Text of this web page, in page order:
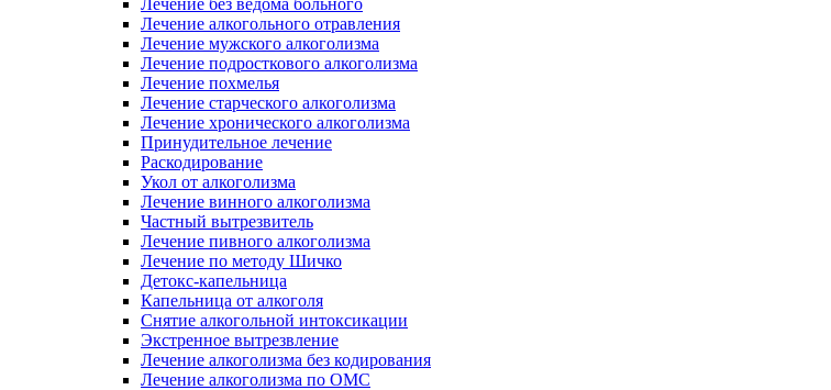
Лечение без ведома больного
Лечение алкогольного отравления
Лечение мужского алкоголизма
Лечение подросткового алкоголизма
Лечение похмелья
Лечение старческого алкоголизма
Лечение хронического алкоголизма
Принудительное лечение
Раскодирование
Укол от алкоголизма
Лечение винного алкоголизма
Частный вытрезвитель
Лечение пивного алкоголизма
Лечение по методу Шичко
Детокс-капельница
Капельница от алкоголя
Снятие алкогольной интоксикации
Экстренное вытрезвление
Лечение алкоголизма без кодирования
Лечение алкоголизма по ОМС